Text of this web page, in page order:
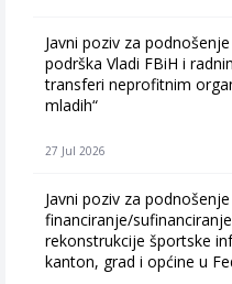
Javni poziv za
podrška Vladi FBiH i
transferi neprofitnim
mladih“
27 Jul 2026
Javni poziv za
financiranje/
rekonstrukcije športske
kanton, grad i općine u